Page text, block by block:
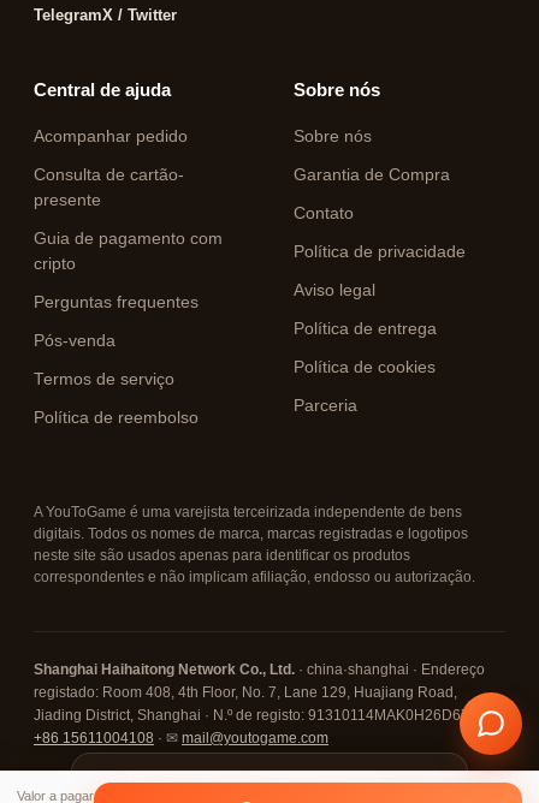
Valor a pagar
TelegramX / Twitter
Central de ajuda
Acompanhar pedido
Consulta de cartão-
presente
Guia de pagamento com
cripto
Perguntas frequentes
Pós-venda
Termos de serviço
Política de reembolso
Sobre nós
Sobre nós
Garantia de Compra
Contato
Política de privacidade
Aviso legal
Política de entrega
Política de cookies
Parceria
A YouToGame é uma varejista terceirizada independente de bens
digitais. Todos os nomes de marca, marcas registradas e logotipos
neste site são usados apenas para identificar os produtos
correspondentes e não implicam afiliação, endosso ou autorização.
Shanghai Haihaitong Network Co., Ltd. · china·shanghai · Endereço
registado: Room 408, 4th Floor, No. 7, Lane 129, Huajiang Road,
Jiading District, Shanghai · N.º de registo: 91310114MAK0H26D67 · ☎
+86 15611004108 · ✉ mail@youtogame.com
© 2026 YouToGame ·Toque no menu ⋮ (canto superior
✕